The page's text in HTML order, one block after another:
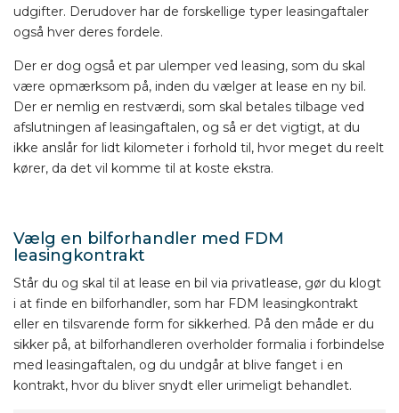
udgifter. Derudover har de forskellige typer leasingaftaler
også hver deres fordele.
Der er dog også et par ulemper ved leasing, som du skal
være opmærksom på, inden du vælger at lease en ny bil.
Der er nemlig en restværdi, som skal betales tilbage ved
afslutningen af leasingaftalen, og så er det vigtigt, at du
ikke anslår for lidt kilometer i forhold til, hvor meget du reelt
kører, da det vil komme til at koste ekstra.
Vælg en bilforhandler med FDM
leasingkontrakt
Står du og skal til at lease en bil via privatlease, gør du klogt
i at finde en bilforhandler, som har FDM leasingkontrakt
eller en tilsvarende form for sikkerhed. På den måde er du
sikker på, at bilforhandleren overholder formalia i forbindelse
med leasingaftalen, og du undgår at blive fanget i en
kontrakt, hvor du bliver snydt eller urimeligt behandlet.